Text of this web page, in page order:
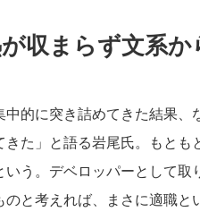
収まらず文系か
的に突き詰めてきた結果、
た」と語る岩尾氏。もとも
う。デベロッパーとして取
と考えれば、まさに適職と